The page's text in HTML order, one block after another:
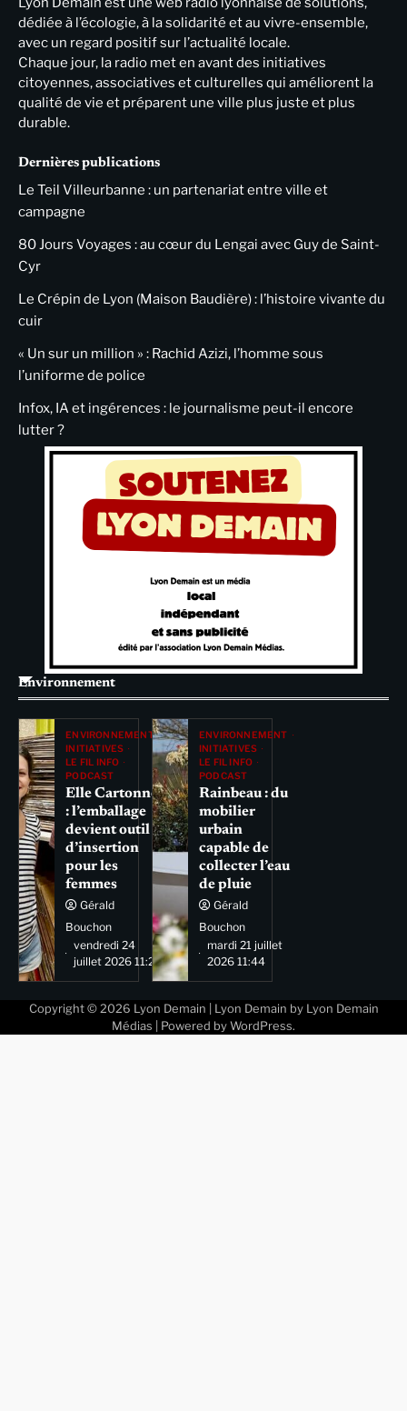
dédiée à l’écologie, à la solidarité et au vivre-ensemble,
avec un regard positif sur l’actualité locale.
Chaque jour, la radio met en avant des initiatives
citoyennes, associatives et culturelles qui améliorent la
qualité de vie et préparent une ville plus juste et plus
durable.
Dernières publications
Le Teil Villeurbanne : un partenariat entre ville et
campagne
80 Jours Voyages : au cœur du Lengai avec Guy de Saint-
Cyr
Le Crépin de Lyon (Maison Baudière) : l’histoire vivante du
cuir
« Un sur un million » : Rachid Azizi, l’homme sous
l’uniforme de police
Infox, IA et ingérences : le journalisme peut-il encore
lutter ?
Environnement
ENVIRONNEMENT
INITIATIVES
LE FIL INFO
PODCAST
Elle Cartonne
: l’emballage
devient outil
d’insertion
pour les
femmes
Gérald
Bouchon
vendredi 24
juillet 2026 11:29
ENVIRONNEMENT
INITIATIVES
LE FIL INFO
PODCAST
Rainbeau : du
mobilier
urbain
capable de
collecter l’eau
de pluie
Gérald
Bouchon
mardi 21 juillet
2026 11:44
Copyright © 2026 Lyon Demain | Lyon Demain by Lyon Demain
Médias | Powered by WordPress.